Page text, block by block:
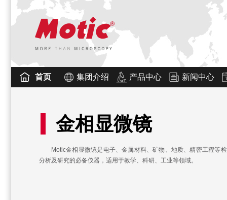
首页 集团介绍 产品中心 新闻中心
金相显微镜
Motic金相显微镜是电子、金属材料、矿物、地质、精密工程等
分析及研究的必备仪器，适用于教学、科研、工业等领域。